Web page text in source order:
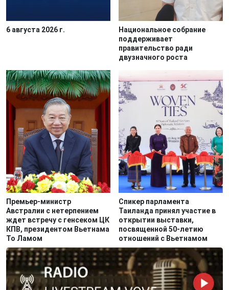
6 августа 2026 г.
Национальное собрание
поддерживает
правительство ради
двузначного роста
Премьер-министр
Австралии с нетерпением
ждет встречу с генсеком ЦК
КПВ, президентом Вьетнама
То Ламом
Спикер парламента
Таиланда принял участие в
открытии выставки,
посвященной 50-летию
отношений с Вьетнамом